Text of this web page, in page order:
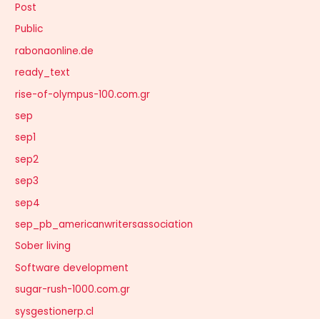
Post
Public
rabonaonline.de
ready_text
rise-of-olympus-100.com.gr
sep
sep1
sep2
sep3
sep4
sep_pb_americanwritersassociation
Sober living
Software development
sugar-rush-1000.com.gr
sysgestionerp.cl